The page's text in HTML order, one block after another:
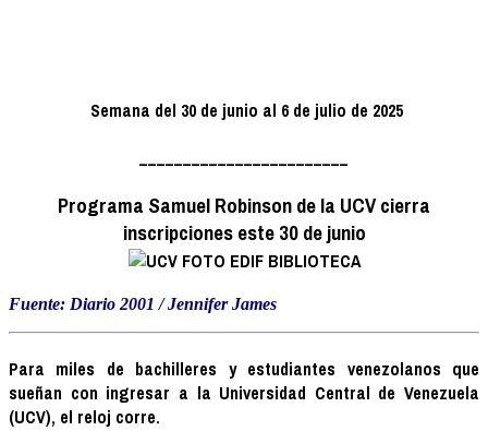
Semana del 30 de junio al 6 de julio de 2025
Programa Samuel Robinson de la UCV cierra
inscripciones este 30 de junio
Fuente: Diario 2001 / Jennifer James
Para miles de bachilleres y estudiantes venezolanos que
sueñan con ingresar a la Universidad Central de Venezuela
(UCV), el reloj corre.